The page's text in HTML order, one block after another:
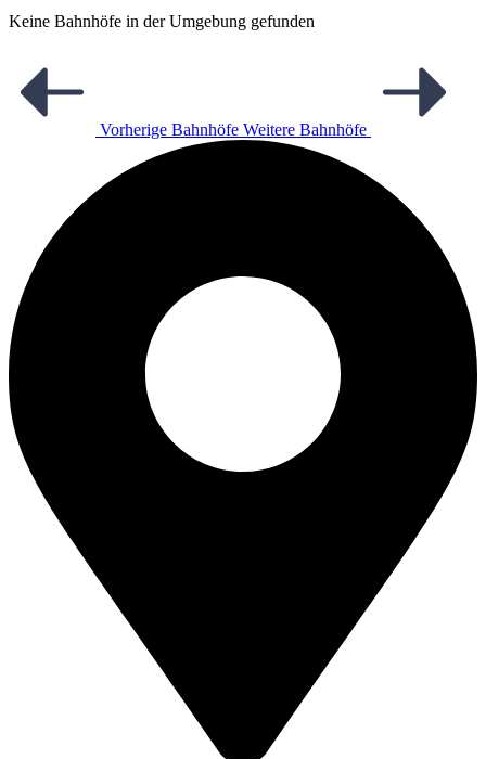
Keine Bahnhöfe in der Umgebung gefunden
Vorherige Bahnhöfe Weitere Bahnhöfe